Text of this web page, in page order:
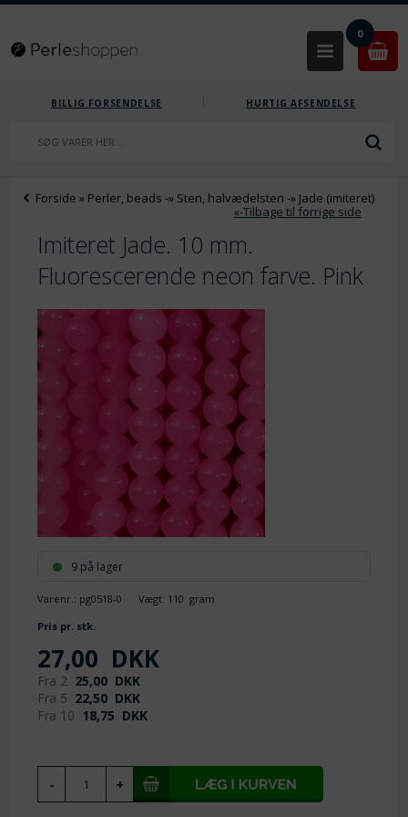
0
BILLIG FORSENDELSE HURTIG AFSENDELSE
Forside » Perler, beads -» Sten, halvædelsten -» Jade (imiteret)
«-Tilbage til forrige side
Imiteret Jade. 10 mm.
Fluorescerende neon farve. Pink
9 på lager
Varenr.: pg0518-0 Vægt: 110 gram
Pris pr. stk.
27,00 DKK
Fra 2 25,00 DKK
Fra 5 22,50 DKK
Fra 10 18,75 DKK